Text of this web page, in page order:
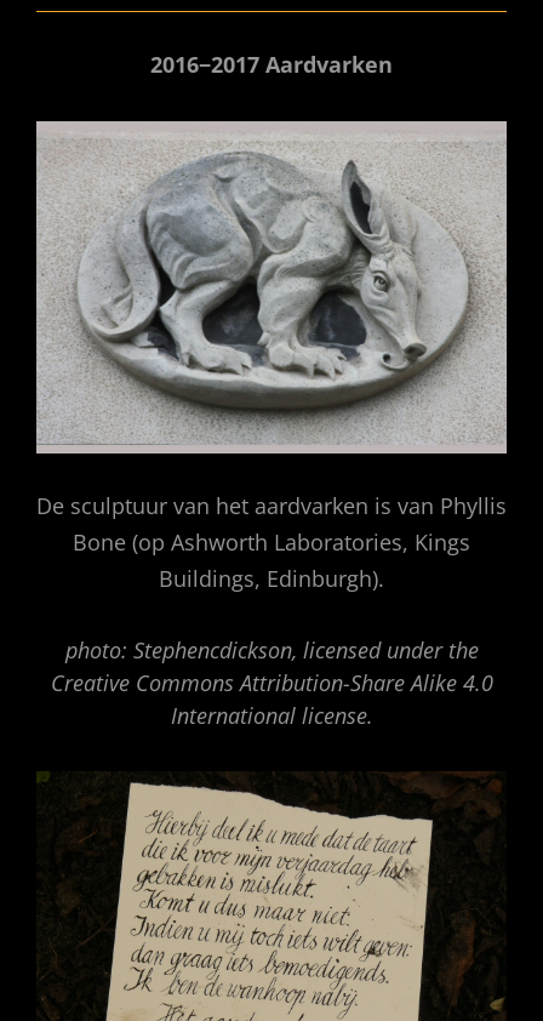
2016−2017 Aardvarken
De sculptuur van het aardvarken is van Phyllis
Bone (op Ashworth Laboratories, Kings
Buildings, Edinburgh).
photo: Stephencdickson, licensed under the
Creative Commons Attribution-Share Alike 4.0
International license.